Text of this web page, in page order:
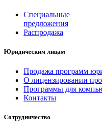
Специальные
предложения
Распродажа
Юридическим лицам
Продажа программ
О лицензировании
Программы для
Контакты
Сотрудничество